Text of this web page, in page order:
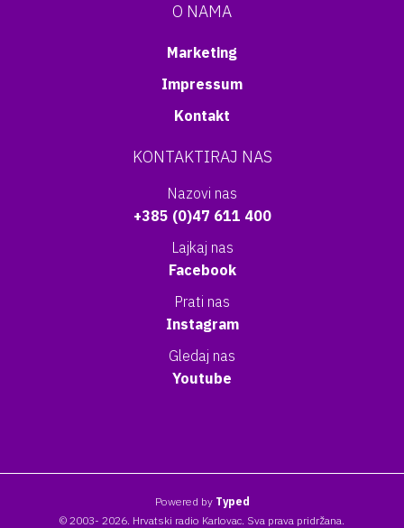
O NAMA
Marketing
Impressum
Kontakt
KONTAKTIRAJ NAS
Nazovi nas
+385 (0)47 611 400
Lajkaj nas
Facebook
Prati nas
Instagram
Gledaj nas
Youtube
Powered by Typed
© 2003- 2026. Hrvatski radio Karlovac. Sva prava pridržana.